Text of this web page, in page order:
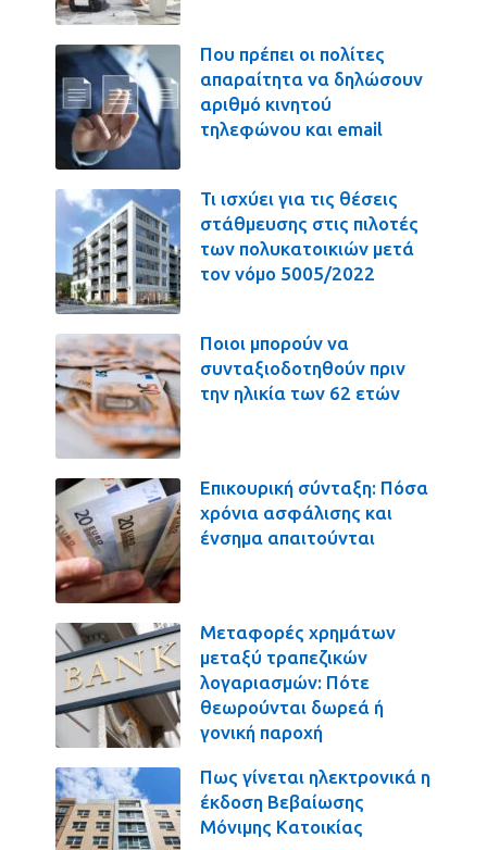
Που πρέπει οι πολίτες
απαραίτητα να δηλώσουν
αριθμό κινητού
τηλεφώνου και email
Τι ισχύει για τις θέσεις
στάθμευσης στις πιλοτές
των πολυκατοικιών μετά
τον νόμο 5005/2022
Ποιοι μπορούν να
συνταξιοδοτηθούν πριν
την ηλικία των 62 ετών
Επικουρική σύνταξη: Πόσα
χρόνια ασφάλισης και
ένσημα απαιτούνται
Μεταφορές χρημάτων
μεταξύ τραπεζικών
λογαριασμών: Πότε
θεωρούνται δωρεά ή
γονική παροχή
Πως γίνεται ηλεκτρονικά η
έκδοση Βεβαίωσης
Μόνιμης Κατοικίας